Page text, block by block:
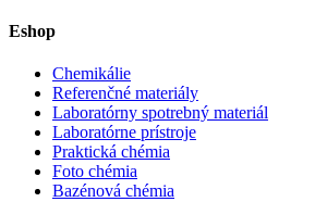
Eshop
Chemikálie
Referenčné materiály
Laboratórny spotrebný materiál
Laboratórne prístroje
Praktická chémia
Foto chémia
Bazénová chémia